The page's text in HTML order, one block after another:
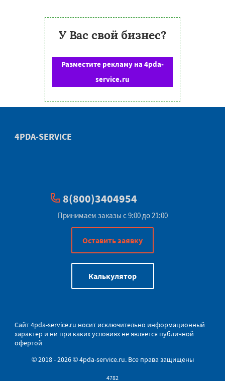
У Вас свой бизнес?
Разместите рекламу на 4pda-
service.ru
4PDA-SERVICE
8(800)3404954
Принимаем заказы с 9:00 до 21:00
Оставить заявку
Калькулятор
Сайт4pda-service.ru носит исключительно информационный
характер и ни при каких условиях не является публичной
офертой
© 2018 - 2026 © 4pda-service.ru. Все права защищены
4782